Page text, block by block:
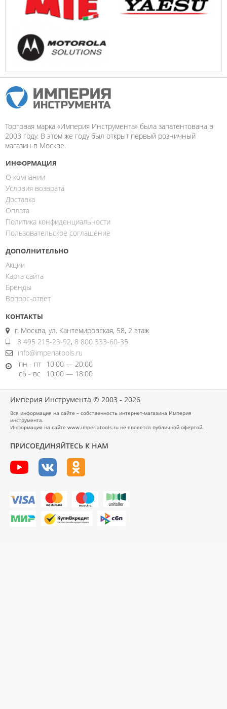
Торговая марка «Империя Инструмента» была запатентована в
2003 году. В этом же году был открыт первый розничный
магазин в Москве.
ИНФОРМАЦИЯ
О компании
Условия возврата
Доставка
Оплата
Политика конфиденциальности
Пользовательское соглашение
ДОПОЛНИТЕЛЬНО
Акции
Карта сайта
Бренды
Вопрос-ответ
КОНТАКТЫ
г. Москва, ул. Кантемировская, 58, 2 этаж
8 495 215-23-92, 8 800 333-60-35
info@imperiatools.ru
пн - пт 10:00 — 20:00
сб - вс
10:00 — 18:00
Империя Инструмента © 2003 - 2026
Вся информация на сайте – собственность интернет-магазина Империя
инструмента.
Информация на сайте www.imperiatools.ru не является публичной офертой.
ПРИСОЕДИНЯЙТЕСЬ К НАМ